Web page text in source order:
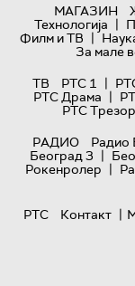
МАГАЗИН
Технологијa |
Филм и ТВ |
За мале
ТВ
РТС 1 |
РТС Драма |
РТС Трезор
РАДИО
Радио
Београд 3 |
Рокенролер |
РТС
Контакт |